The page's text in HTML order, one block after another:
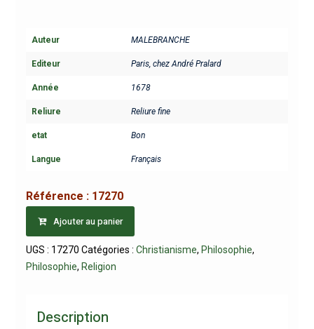
Auteur MALEBRANCHE
Editeur Paris, chez André Pralard
Année 1678
Reliure Reliure fine
etat Bon
Langue Français
Référence : 17270
Ajouter au panier
UGS : 17270 Catégories : Christianisme, Philosophie,
Philosophie, Religion
Description